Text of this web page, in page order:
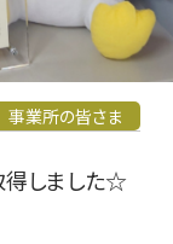
事業所の皆さま
得しました☆